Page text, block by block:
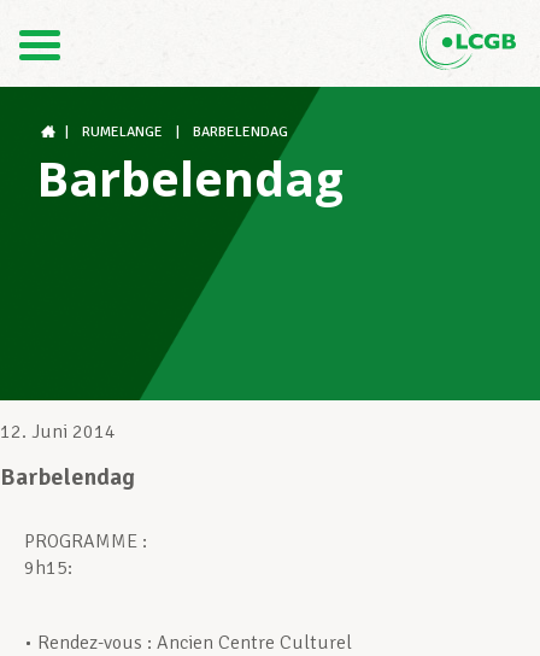
FR
Gewerkschaftsstrukturen
Unterstützung im Arbeitsalltag
RUMELANGE BARBELENDAG
Barbelendag
12. Juni 2014
Barbelendag
PROGRAMME :
9h15:
• Rendez-vous : Ancien Centre Culturel